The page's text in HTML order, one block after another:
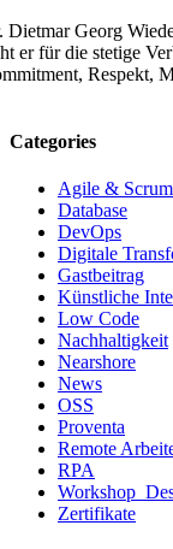
Dietmar Georg
er für die stetige
Respekt,
Categories
Agile & Scrum
Database
DevOps
Digitale
Gastbeitrag
Künstliche
Low Code
Nachhaltigkeit
Nearshore
News
OSS
Proventa
Remote
RPA
Zertifikate